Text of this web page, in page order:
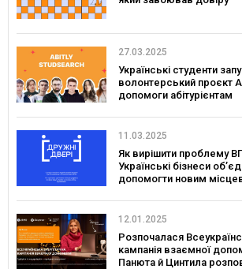
27.03.2025
Українські студенти
волонтерський проєкт
допомоги абітурієнтам
11.03.2025
Як вирішити проблему
Українські бізнеси
допомогти новим
12.01.2025
Розпочалася
кампанія взаємної
Панюта й Цинтила